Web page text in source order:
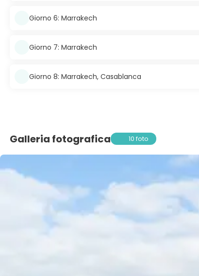
Giorno 6: Marrakech
Giorno 7: Marrakech
Giorno 8: Marrakech, Casablanca
Galleria fotografica 10 foto